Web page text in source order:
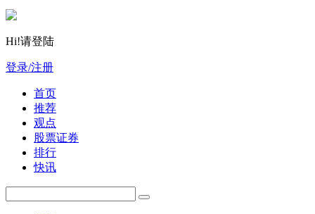
Hi!请登陆
登录/注册
首页
推荐
观点
股票证券
排行
快讯